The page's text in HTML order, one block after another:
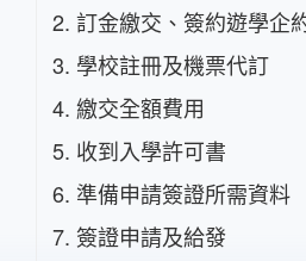
訂金繳交、簽約遊學企
學校註冊及機票代訂
繳交全額費用
收到入學許可書
準備申請簽證所需資料
簽證申請及給發